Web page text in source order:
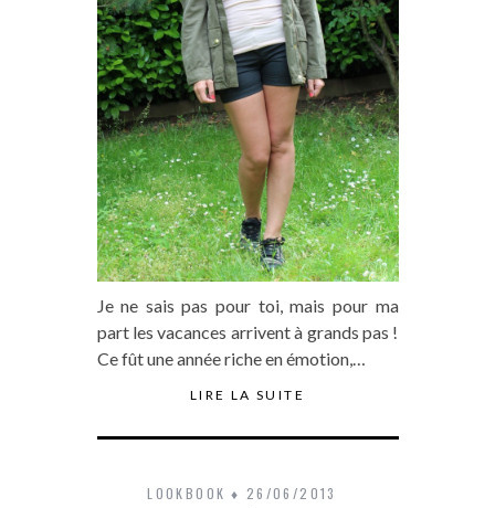
Je ne sais pas pour toi, mais pour ma
part les vacances arrivent à grands pas !
Ce fût une année riche en émotion,…
LIRE LA SUITE
LOOKBOOK 26/06/2013